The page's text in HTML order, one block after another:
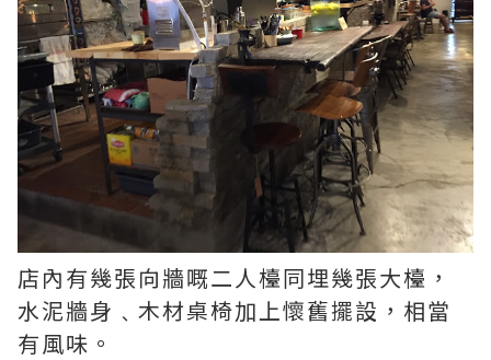
店內有幾張向牆嘅二人檯同埋幾張大檯，
水泥牆身﹑木材桌椅加上懷舊擺設，相當
有風味。